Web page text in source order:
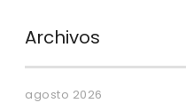
Archivos
agosto 2026